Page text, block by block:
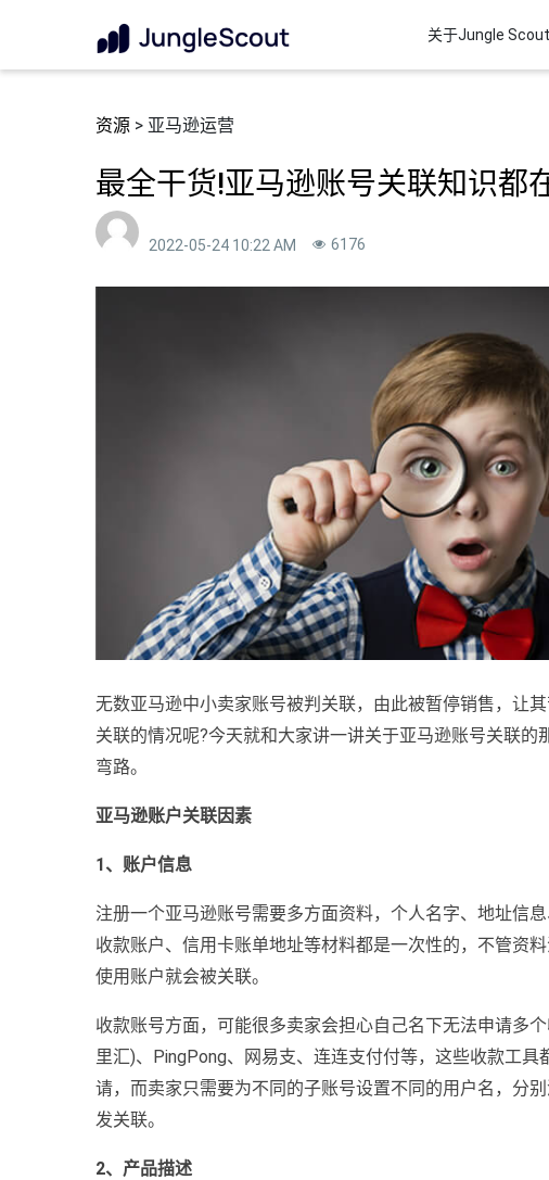
关于Jungle Scout
资源 > 亚马逊运营
最全干货!亚马逊账号关联知识都
2022-05-24 10:22 AM 6176
无数亚马逊中小卖家账号被判关联，由此被暂停销售，让
关联的情况呢?今天就和大家讲一讲关于亚马逊账号关联的
弯路。
亚马逊账户关联因素
1、账户信息
注册一个亚马逊账号需要多方面资料，个人名字、地址信
收款账户、信用卡账单地址等材料都是一次性的，不管资
使用账户就会被关联。
收款账号方面，可能很多卖家会担心自己名下无法申请多
里汇)、PingPong、网易支、连连支付付等，这些收款工
请，而卖家只需要为不同的子账号设置不同的用户名，分
发关联。
2、产品描述